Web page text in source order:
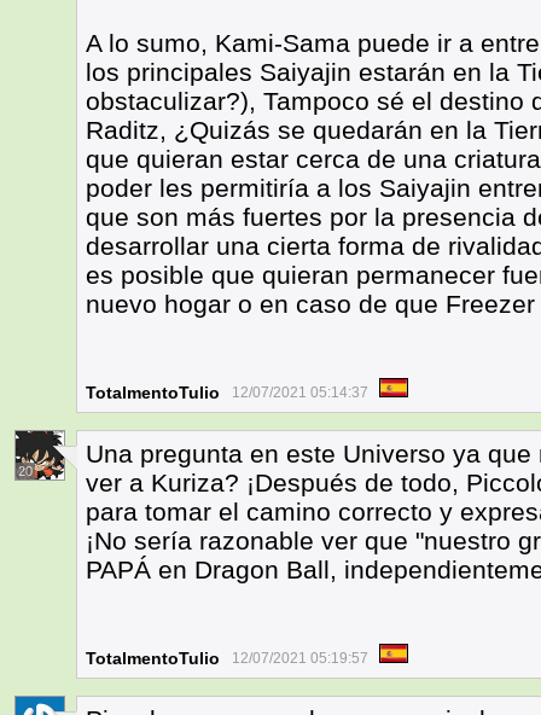
A lo sumo, Kami-Sama puede ir a
los principales Saiyajin estarán en la
obstaculizar?), Tampoco sé el destino
Raditz, ¿Quizás se quedarán en la
que quieran estar cerca de una
poder les permitiría a los Saiyajin
que son más fuertes por la presencia
desarrollar una cierta forma de
es posible que quieran permanecer
nuevo hogar o en caso de que
TotalmentoTulio 12/07/2021 05:14:37
20
Una pregunta en este Universo ya
ver a Kuriza? ¡Después de todo,
para tomar el camino correcto y
¡No sería razonable ver que "nuestro
PAPÁ en Dragon Ball,
TotalmentoTulio 12/07/2021 05:19:57